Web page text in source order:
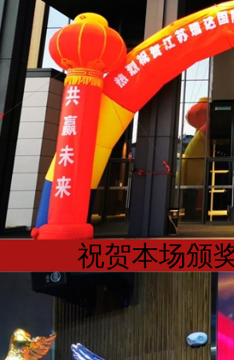
祝贺本场颁